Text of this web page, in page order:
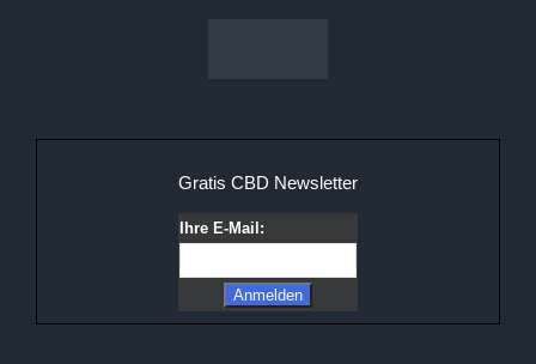
Gratis CBD Newsletter
Ihre E-Mail: